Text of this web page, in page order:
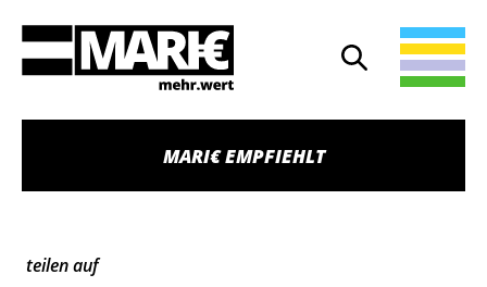
Suche öffnen
Suche
MARI€ EMPFIEHLT
teilen auf